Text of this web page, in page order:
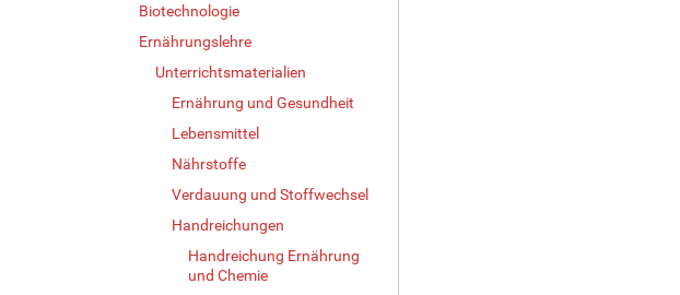
Biotechnologie
Ernährungslehre
Unterrichtsmaterialien
Ernährung und Gesundheit
Lebensmittel
Nährstoffe
Verdauung und Stoffwechsel
Handreichungen
Handreichung Ernährung
und Chemie